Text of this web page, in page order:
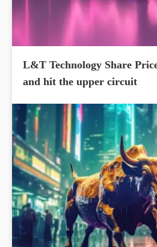
L&T Technology Share
and hit the upper circuit